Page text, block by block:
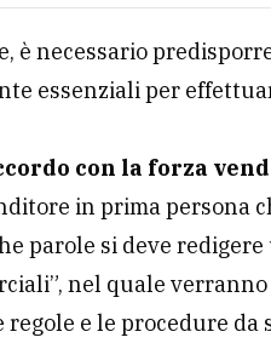
è necessario
essenziali per
con la forza
in prima persona
parole si deve redigere
nel quale
e le procedure da